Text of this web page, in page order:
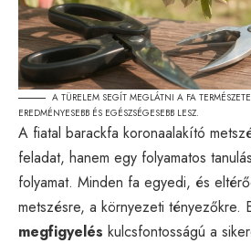
A TÜRELEM SEGÍT MEGLÁTNI A FA
EREDMÉNYESEBB ÉS EGÉSZSÉGESEBB LESZ.
A fiatal barackfa koronaalakító
feladat, hanem egy folyamatos
folyamat. Minden fa egyedi, és
metszésre, a környezeti tényezőkre.
megfigyelés kulcsfontosságú a